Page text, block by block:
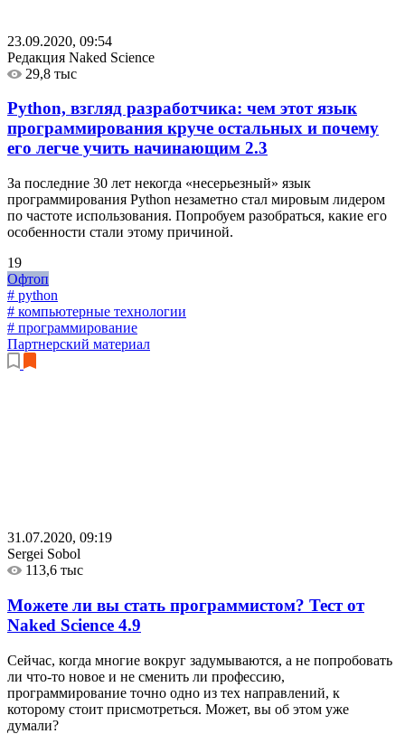
23.09.2020, 09:54
Редакция Naked Science
29,8 тыс
Python, взгляд разработчика: чем этот язык
программирования круче остальных и почему
его легче учить начинающим 2.3
За последние 30 лет некогда «несерьезный» язык
программирования Python незаметно стал мировым лидером
по частоте использования. Попробуем разобраться, какие его
особенности стали этому причиной.
19
Офтоп
# python
# компьютерные технологии
# программирование
Партнерский материал
31.07.2020, 09:19
Sergei Sobol
113,6 тыс
Можете ли вы стать программистом? Тест от
Naked Science 4.9
Сейчас, когда многие вокруг задумываются, а не попробовать
ли что-то новое и не сменить ли профессию,
программирование точно одно из тех направлений, к
которому стоит присмотреться. Может, вы об этом уже
думали?